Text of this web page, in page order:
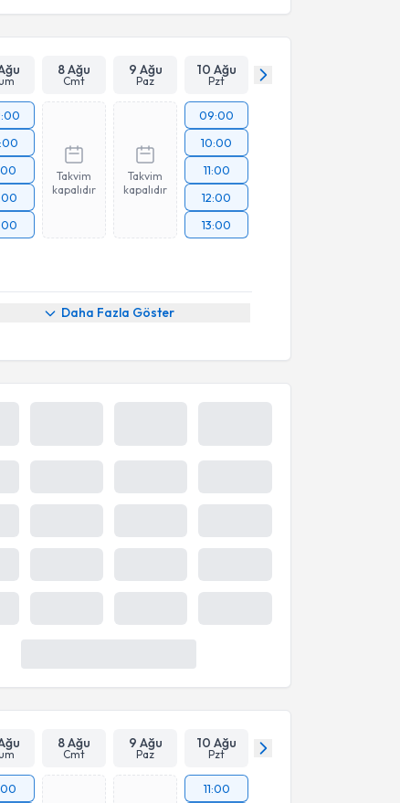
8 Ağu
Cmt
9 Ağu
Paz
10 Ağu
Pzt
Takvim
kapalıdır
Takvim
kapalıdır
09:00
10:00
11:00
12:00
13:00
Daha Fazla Göster
8 Ağu
Cmt
9 Ağu
Paz
10 Ağu
Pzt
11:00